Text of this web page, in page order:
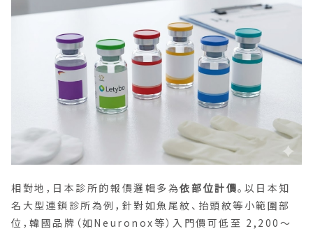
相對地，日本診所的報價邏輯多為依部位計價。以日本知
名大型連鎖診所為例，針對如魚尾紋、抬頭紋等小範圍部
位，韓國品牌（如Neuronox等）入門價可低至 2,200～